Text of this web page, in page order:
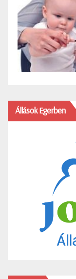
Állások Egerben